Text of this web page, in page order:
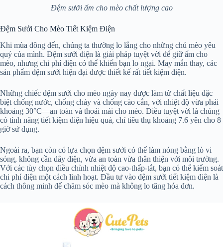
Đệm sưởi ấm cho mèo chất lượng cao
Đệm Sưởi Cho Mèo Tiết Kiệm Điện
Khi mùa đông đến, chúng ta thường lo lắng cho những chú mèo yêu
quý của mình. Đệm sưởi điện là giải pháp tuyệt vời để giữ ấm cho
mèo, nhưng chi phí điện có thể khiến bạn lo ngại. May mắn thay, các
sản phẩm đệm sưởi hiện đại được thiết kế rất tiết kiệm điện.
Những chiếc đệm sưởi cho mèo ngày nay được làm từ chất liệu đặc
biệt chống nước, chống cháy và chống cào cắn, với nhiệt độ vừa phải
khoảng 30°C—an toàn và thoải mái cho mèo. Điều tuyệt vời là chúng
có tính năng tiết kiệm điện hiệu quả, chỉ tiêu thụ khoảng 7.6 yên cho 8
giờ sử dụng.
Ngoài ra, bạn còn có lựa chọn đệm sưởi có thể làm nóng bằng lò vi
sóng, không cần dây điện, vừa an toàn vừa thân thiện với môi trường.
Với các tùy chọn điều chỉnh nhiệt độ cao-thấp-tắt, bạn có thể kiểm soát
chi phí điện một cách linh hoạt. Đầu tư vào đệm sưởi tiết kiệm điện là
cách thông minh để chăm sóc mèo mà không lo tăng hóa đơn.